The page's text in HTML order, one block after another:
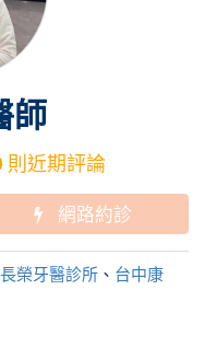
師
則近期評論
網路約診
榮牙醫診所 、 台中康